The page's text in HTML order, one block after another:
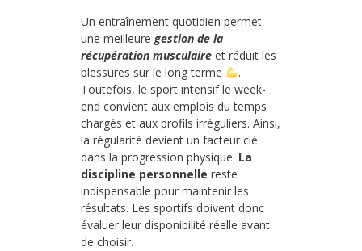
Un entraînement quotidien permet
une meilleuregestion de la
récupération musculaire et réduit les
blessures sur le long terme
.
Toutefois, le sport intensif le week-
end convient aux emplois du temps
chargés et aux profils irréguliers. Ainsi,
la régularité devient un facteur clé
dans la progression physique. La
discipline personnelle reste
indispensable pour maintenir les
résultats. Les sportifs doivent donc
évaluer leur disponibilité réelle avant
de choisir.